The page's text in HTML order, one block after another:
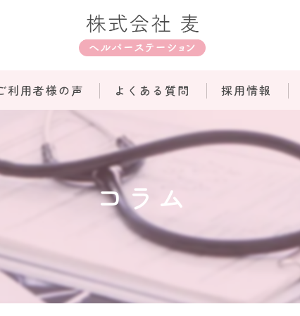
利用者様の声 よくある質問 採用情報
コラム